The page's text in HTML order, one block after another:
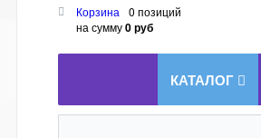
Корзина
0 позиций
на сумму0 руб
КАТАЛОГ